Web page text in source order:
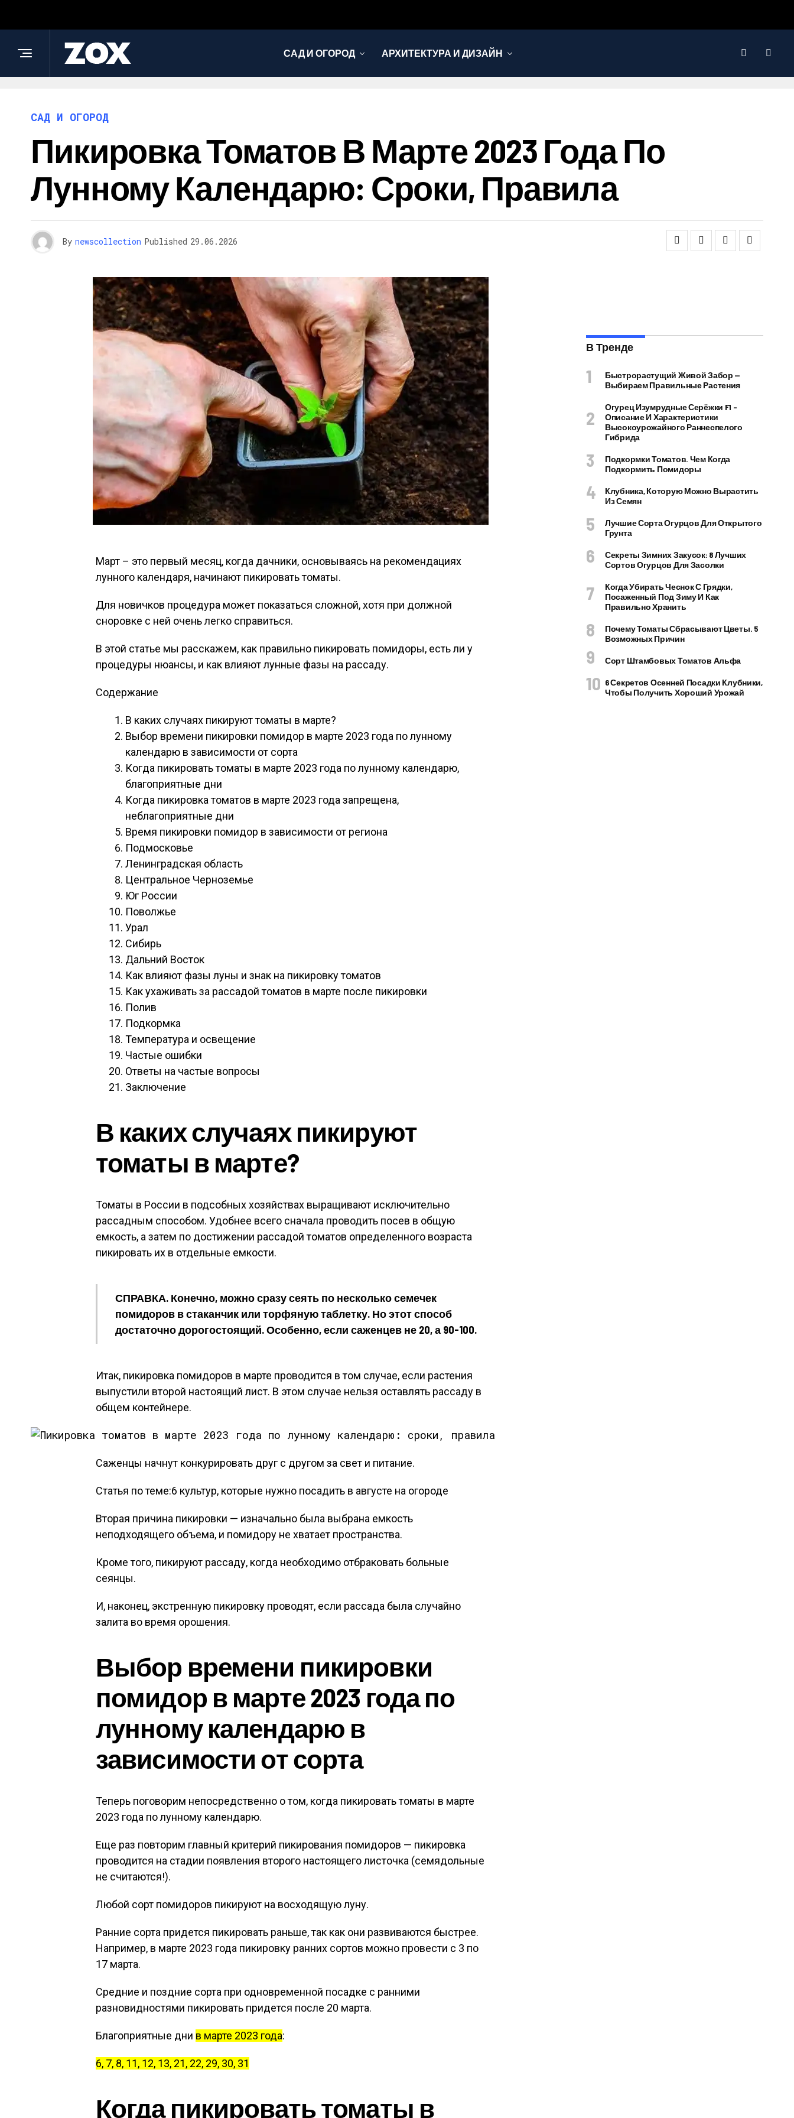
САД И ОГОРОД АРХИТЕКТУРА И ДИЗАЙН
САД И ОГОРОД
Пикировка Томатов В Марте 2023 Года По
Лунному Календарю: Сроки, Правила
By newscollection Published 29.06.2026
Март – это первый месяц, когда дачники, основываясь на рекомендациях
лунного календаря, начинают пикировать томаты.
Для новичков процедура может показаться сложной, хотя при должной
сноровке с ней очень легко справиться.
В этой статье мы расскажем, как правильно пикировать помидоры, есть ли у
процедуры нюансы, и как влияют лунные фазы на рассаду.
Содержание
В каких случаях пикируют томаты в марте?
Выбор времени пикировки помидор в марте 2023 года по лунному
календарю в зависимости от сорта
Когда пикировать томаты в марте 2023 года по лунному календарю,
благоприятные дни
Когда пикировка томатов в марте 2023 года запрещена,
неблагоприятные дни
Время пикировки помидор в зависимости от региона
Подмосковье
Ленинградская область
Центральное Черноземье
Юг России
Поволжье
Урал
Сибирь
Дальний Восток
Как влияют фазы луны и знак на пикировку томатов
Как ухаживать за рассадой томатов в марте после пикировки
Полив
Подкормка
Температура и освещение
Частые ошибки
Ответы на частые вопросы
Заключение
В каких случаях пикируют
томаты в марте?
Томаты в России в подсобных хозяйствах выращивают исключительно
рассадным способом. Удобнее всего сначала проводить посев в общую
емкость, а затем по достижении рассадой томатов определенного возраста
пикировать их в отдельные емкости.
СПРАВКА. Конечно, можно сразу сеять по несколько семечек
помидоров в стаканчик или торфяную таблетку. Но этот способ
достаточно дорогостоящий. Особенно, если саженцев не 20, а 90-100.
Итак, пикировка помидоров в марте проводится в том случае, если растения
выпустили второй настоящий лист. В этом случае нельзя оставлять рассаду в
общем контейнере.
Саженцы начнут конкурировать друг с другом за свет и питание.
Статья по теме:6 культур, которые нужно посадить в августе на огороде
Вторая причина пикировки — изначально была выбрана емкость
неподходящего объема, и помидору не хватает пространства.
Кроме того, пикируют рассаду, когда необходимо отбраковать больные
сеянцы.
И, наконец, экстренную пикировку проводят, если рассада была случайно
залита во время орошения.
Выбор времени пикировки
помидор в марте 2023 года по
лунному календарю в
зависимости от сорта
Теперь поговорим непосредственно о том, когда пикировать томаты в марте
2023 года по лунному календарю.
Еще раз повторим главный критерий пикирования помидоров — пикировка
проводится на стадии появления второго настоящего листочка (семядольные
не считаются!).
Любой сорт помидоров пикируют на восходящую луну.
Ранние сорта придется пикировать раньше, так как они развиваются быстрее.
Например, в марте 2023 года пикировку ранних сортов можно провести с 3 по
17 марта.
Средние и поздние сорта при одновременной посадке с ранними
разновидностями пикировать придется после 20 марта.
Благоприятные дни в марте 2023 года:
6, 7, 8, 11, 12, 13, 21, 22, 29, 30, 31
Когда пикировать томаты в
В Тренде
Быстрорастущий Живой Забор —
Выбираем Правильные Растения
Огурец Изумрудные Серёжки F1 –
Описание И Характеристики
Высокоурожайного Раннеспелого
Гибрида
Подкормки Томатов. Чем Когда
Подкормить Помидоры
Клубника, Которую Можно Вырастить
Из Семян
Лучшие Сорта Огурцов Для Открытого
Грунта
Секреты Зимних Закусок: 8 Лучших
Сортов Огурцов Для Засолки
Когда Убирать Чеснок С Грядки,
Посаженный Под Зиму И Как
Правильно Хранить
Почему Томаты Сбрасывают Цветы. 5
Возможных Причин
Сорт Штамбовых Томатов Альфа
6 Секретов Осенней Посадки Клубники,
Чтобы Получить Хороший Урожай